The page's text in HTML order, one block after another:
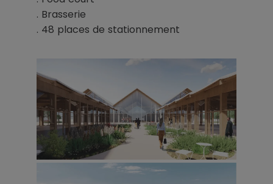
. Brasserie
. 48 places de stationnement